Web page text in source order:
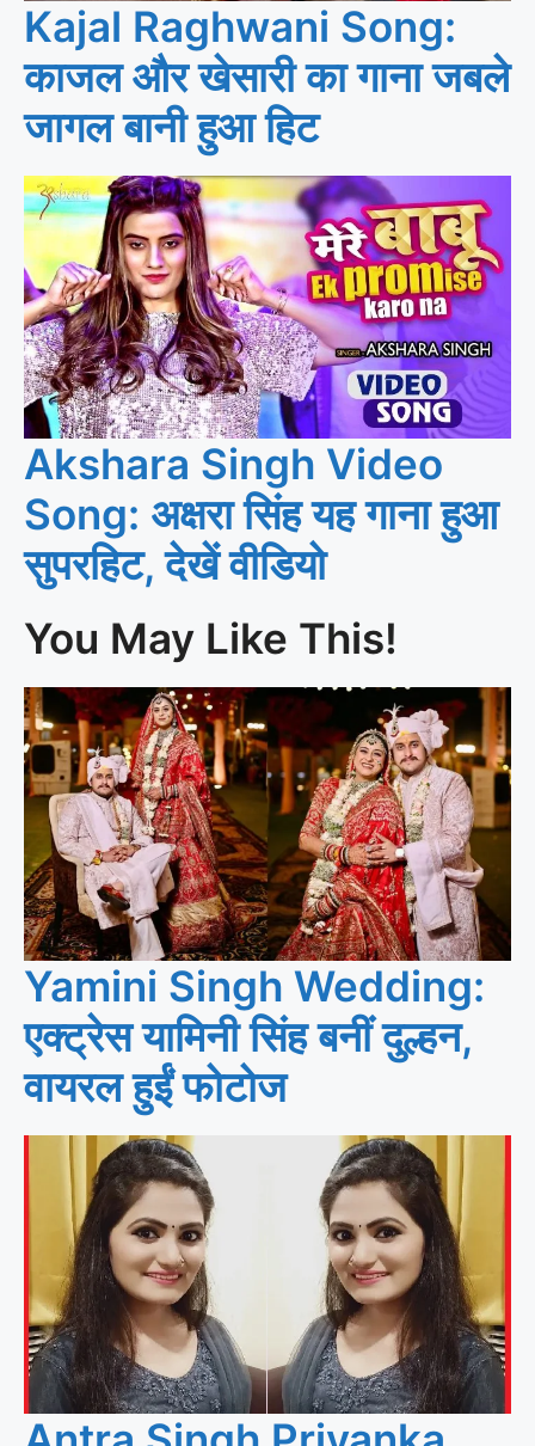
Kajal Raghwani Song:
काजल और खेसारी का गाना जबले
जागल बानी हुआ हिट
Akshara Singh Video
Song: अक्षरा सिंह यह गाना हुआ
सुपरहिट, देखें वीडियो
You May Like This!
Yamini Singh Wedding:
एक्ट्रेस यामिनी सिंह बनीं दुल्हन,
वायरल हुईं फोटोज